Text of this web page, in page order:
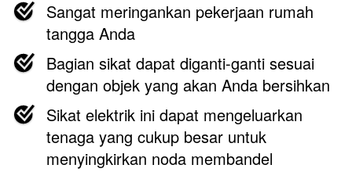
Sangat meringankan pekerjaan rumah
tangga Anda
Bagian sikat dapat diganti-ganti sesuai
dengan objek yang akan Anda bersihkan
Sikat elektrik ini dapat mengeluarkan
tenaga yang cukup besar untuk
menyingkirkan noda membandel